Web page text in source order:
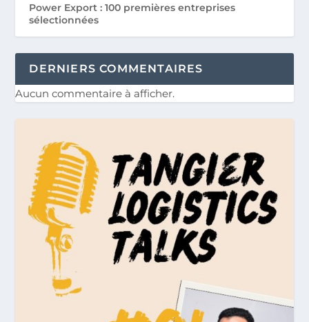
Power Export : 100 premières entreprises
sélectionnées
DERNIERS COMMENTAIRES
Aucun commentaire à afficher.